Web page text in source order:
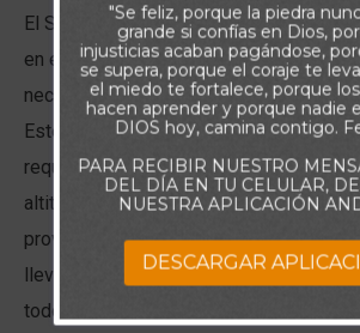
El Sendero de John Muir tiene 340
en el oeste de Estados Unidos. Los
necesitan comida ligera, botas
Este sendero cruza arroyos, rodea
requiere ascensos y descensos de 1,5
altitud. Es esencial llevar la cantidad
provisiones, ya que el viaje dura unas
llevas demasiado, no tendrás fuerzas
todo; si llevas demasiado poco, no
"Se feliz, porque la piedra
grande si confías en Dios,
injusticias acaban pagándose,
se supera, porque el coraje te
el miedo te fortalece, porque
hacen aprender y porque nadie
DIOS hoy, camina contigo.
PARA RECIBIR NUESTRO
DEL DÍA EN TU CELULAR,
NUESTRA APLICACIÓN
DESCARGAR